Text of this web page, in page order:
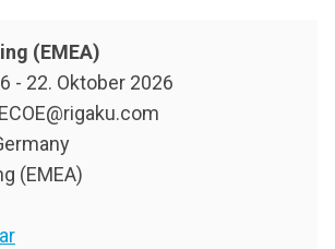
(EMEA)
- 22. Oktober 2026
(EMEA)